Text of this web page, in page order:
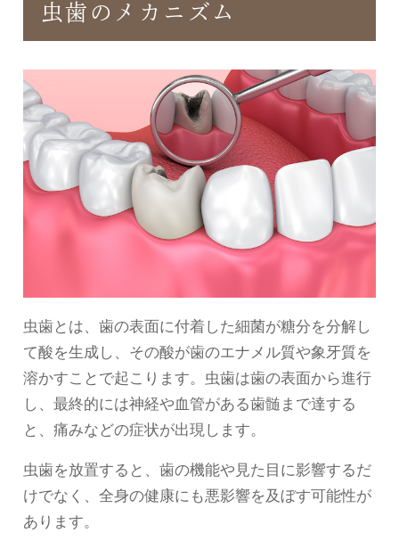
虫歯のメカニズム
虫歯とは、歯の表面に付着した細菌が糖分を分解し
て酸を生成し、その酸が歯のエナメル質や象牙質を
溶かすことで起こります。虫歯は歯の表面から進行
し、最終的には神経や血管がある歯髄まで達する
と、痛みなどの症状が出現します。
虫歯を放置すると、歯の機能や見た目に影響するだ
けでなく、全身の健康にも悪影響を及ぼす可能性が
あります。